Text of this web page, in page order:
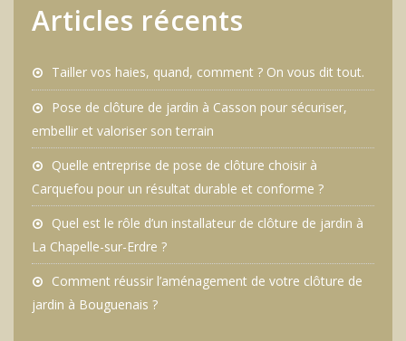
Articles récents
Tailler vos haies, quand, comment ? On vous dit tout.
Pose de clôture de jardin à Casson pour sécuriser,
embellir et valoriser son terrain
Quelle entreprise de pose de clôture choisir à
Carquefou pour un résultat durable et conforme ?
Quel est le rôle d’un installateur de clôture de jardin à
La Chapelle-sur-Erdre ?
Comment réussir l’aménagement de votre clôture de
jardin à Bouguenais ?